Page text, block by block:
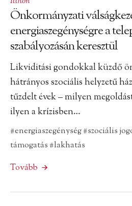
Önkormányzati
energiaszegénységre a
szabályozásán keresztül
Likviditási gondokkal küzdő
hátrányos szociális helyzetű
tűzdelt évek – milyen
ilyen a krízisben…
#energiaszegénység#szociális
támogatás #lakhatás
Tovább